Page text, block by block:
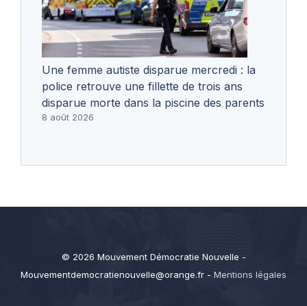
Une femme autiste disparue mercredi : la
police retrouve une fillette de trois ans
disparue morte dans la piscine des parents
8 août 2026
© 2026 Mouvement Démocratie Nouvelle -
Mouvementdemocratienouvelle@orange.fr - Mentions légales